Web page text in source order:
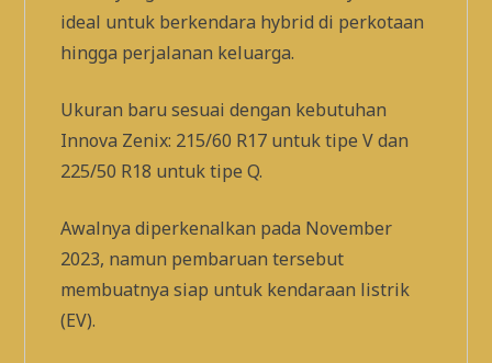
ideal untuk berkendara hybrid di perkotaan
hingga perjalanan keluarga.
Ukuran baru sesuai dengan kebutuhan
Innova Zenix: 215/60 R17 untuk tipe V dan
225/50 R18 untuk tipe Q.
Awalnya diperkenalkan pada November
2023, namun pembaruan tersebut
membuatnya siap untuk kendaraan listrik
(EV).